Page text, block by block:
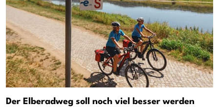
Der Elberadweg soll noch viel besser werden